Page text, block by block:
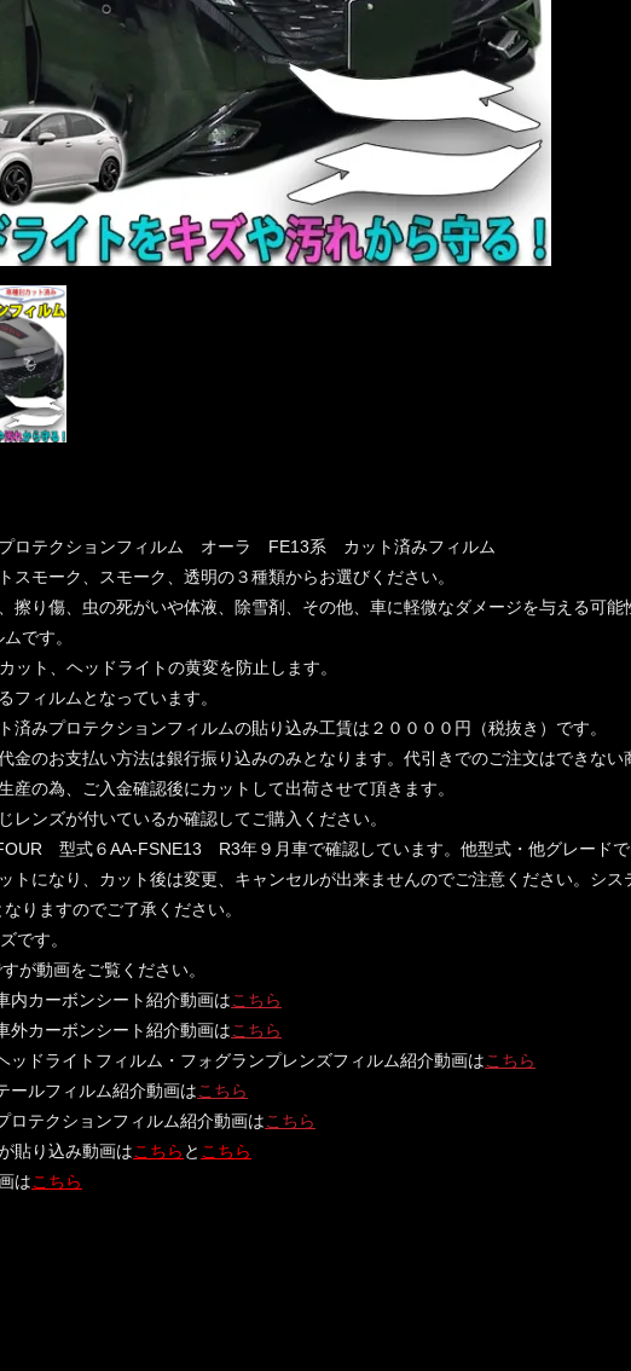
ロテクションフィルム オーラ FE13系 カット済みフィルム
スモーク、スモーク、透明の３種類からお選びください。
擦り傷、虫の死がいや体液、除雪剤、その他、車に軽微なダメージを与える可
です。
ット、ヘッドライトの黄変を防止します。
フィルムとなっています。
済みプロテクションフィルムの貼り込み工賃は２００００円（税抜き）です。
金のお支払い方法は銀行振り込みのみとなります。代引きでのご注文はできない
産の為、ご入金確認後にカットして出荷させて頂きます。
レンズが付いているか確認してご購入ください。
型式６AA-FSNE13 R3年９月車で確認しています。他型式・他グレードで
トになり、カット後は変更、キャンセルが出来ませんのでご注意ください。シ
りますのでご了承ください。
です。
が動画をご覧ください。
内カーボンシート紹介動画はこちら
外カーボンシート紹介動画はこちら
ッドライトフィルム・フォグランプレンズフィルム紹介動画はこちら
ールフィルム紹介動画はこちら
ロテクションフィルム紹介動画はこちら
貼り込み動画はこちら と こちら
はこちら